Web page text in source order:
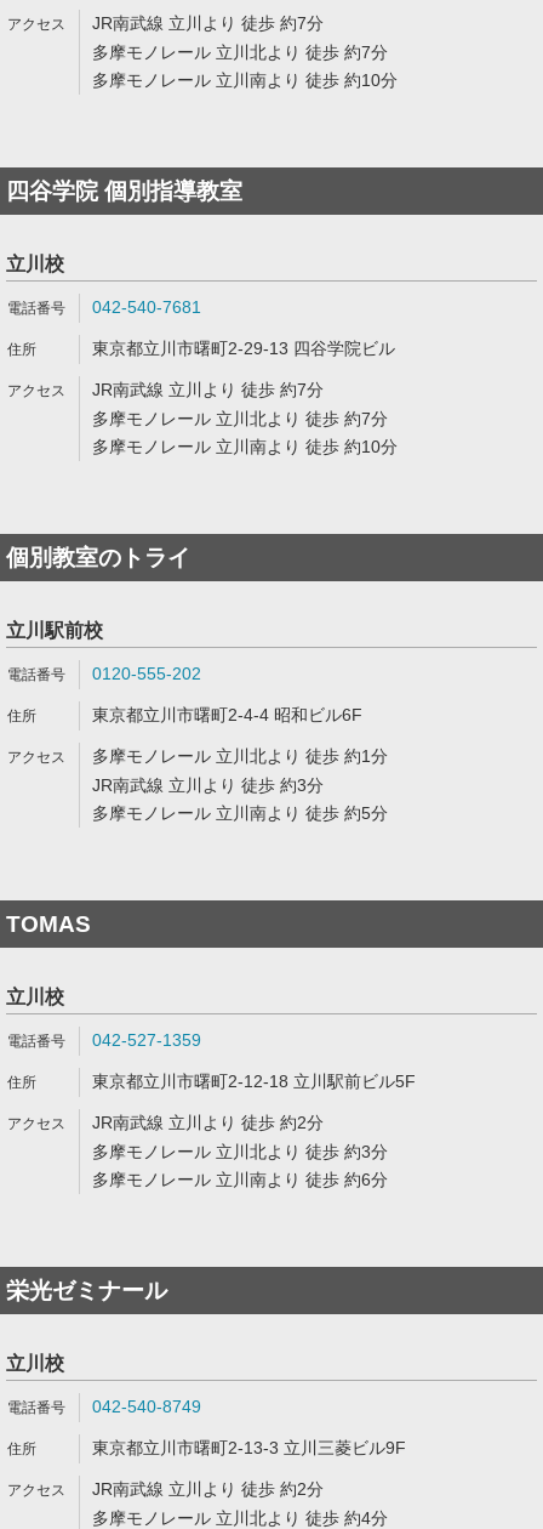
JR南武線 立川より 徒歩 約7分
多摩モノレール 立川北より 徒歩 約7分
多摩モノレール 立川南より 徒歩 約10分
四谷学院 個別指導教室
立川校
042-540-7681
東京都立川市曙町2-29-13 四谷学院ビル
JR南武線 立川より 徒歩 約7分
多摩モノレール 立川北より 徒歩 約7分
多摩モノレール 立川南より 徒歩 約10分
個別教室のトライ
立川駅前校
0120-555-202
東京都立川市曙町2-4-4 昭和ビル6F
多摩モノレール 立川北より 徒歩 約1分
JR南武線 立川より 徒歩 約3分
多摩モノレール 立川南より 徒歩 約5分
TOMAS
立川校
042-527-1359
東京都立川市曙町2-12-18 立川駅前ビル5F
JR南武線 立川より 徒歩 約2分
多摩モノレール 立川北より 徒歩 約3分
多摩モノレール 立川南より 徒歩 約6分
栄光ゼミナール
立川校
042-540-8749
東京都立川市曙町2-13-3 立川三菱ビル9F
JR南武線 立川より 徒歩 約2分
多摩モノレール 立川北より 徒歩 約4分